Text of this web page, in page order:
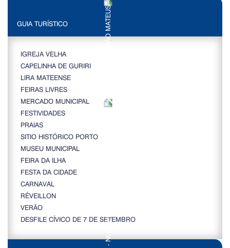
GUIA TURÍSTICO
IGREJA VELHA
CAPELINHA DE GURIRI
LIRA MATEENSE
FEIRAS LIVRES
MERCADO MUNICIPAL
FESTIVIDADES
PRAIAS
SITIO HISTÓRICO PORTO
MUSEU MUNICIPAL
FEIRA DA ILHA
FESTA DA CIDADE
CARNAVAL
RÉVEILLON
VERÃO
DESFILE CÍVICO DE 7 DE SETEMBRO